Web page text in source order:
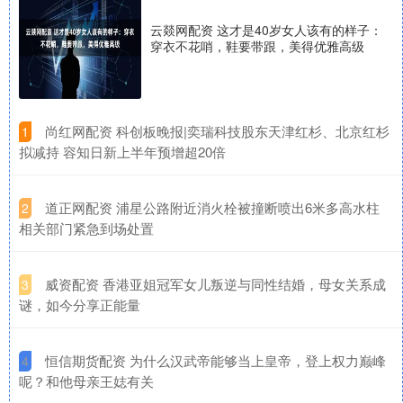
云燚网配资 这才是40岁女人该有的样子：
穿衣不花哨，鞋要带跟，美得优雅高级
1
​尚红网配资 科创板晚报|奕瑞科技股东天津红杉、北京红杉
拟减持 容知日新上半年预增超20倍
2
​道正网配资 浦星公路附近消火栓被撞断喷出6米多高水柱
相关部门紧急到场处置
3
​威资配资 香港亚姐冠军女儿叛逆与同性结婚，母女关系成
谜，如今分享正能量
4
​恒信期货配资 为什么汉武帝能够当上皇帝，登上权力巅峰
呢？和他母亲王娡有关